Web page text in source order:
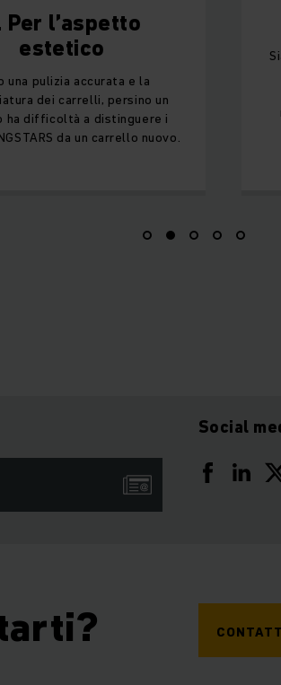
l’aspetto
estetico
pulizia accurata e la
dei carrelli, persino un
a distinguere i
da un carrello nuovo.
Social